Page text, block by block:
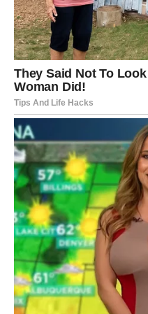
mnogoistinitije.
NOVI RAK
Kada se ovaj karmički
isti. Bićete i dalje nežni,
samoponištavajući.
da ga stalno dajete onima
Ovo je period u kojem se
pristajete na tišinu
ljubavi, na strah umesto
nego ikada.